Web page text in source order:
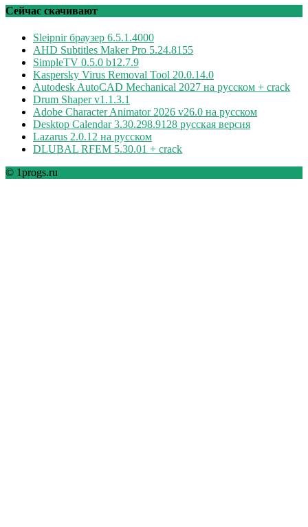
рубрикам
Сейчас скачивают
Sleipnir браузер 6.5.1.4000
AHD Subtitles Maker Pro 5.24.8155
SimpleTV 0.5.0 b12.7.9
Kaspersky Virus Removal Tool 20.0.14.0
Autodesk AutoCAD Mechanical 2027 на русском + crack
Drum Shaper v1.1.3.1
Adobe Character Animator 2026 v26.0 на русском
Desktop Calendar 3.30.298.9128 русская версия
Lazarus 2.0.12 на русском
DLUBAL RFEM 5.30.01 + crack
© 1progs.ru